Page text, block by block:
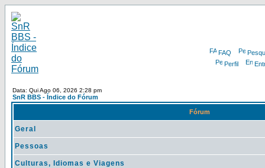
FAQ
Perfil
Data: Qui Ago 06, 2026 2:28 pm
SnR BBS - Índice do Fórum
Fórum
Geral
Pessoas
Culturas, Idiomas e Viagens